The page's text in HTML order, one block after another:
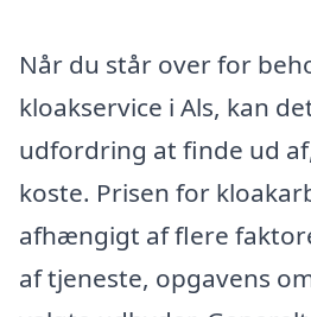
Når du står over for
kloakservice i Als, kan
udfordring at finde ud
koste. Prisen for
afhængigt af flere
af tjeneste, opgavens